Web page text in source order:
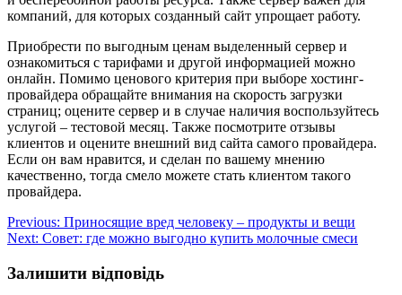
компаний, для которых созданный сайт упрощает работу.
Приобрести по выгодным ценам выделенный сервер и
ознакомиться с тарифами и другой информацией можно
онлайн. Помимо ценового критерия при выборе хостинг-
провайдера обращайте внимания на скорость загрузки
страниц; оцените сервер и в случае наличия воспользуйтесь
услугой – тестовой месяц. Также посмотрите отзывы
клиентов и оцените внешний вид сайта самого провайдера.
Если он вам нравится, и сделан по вашему мнению
качественно, тогда смело можете стать клиентом такого
провайдера.
Навігація
записів
Previous: Приносящие вред человеку – продукты и вещи
Next: Совет: где можно выгодно купить молочные смеси
Залишити відповідь